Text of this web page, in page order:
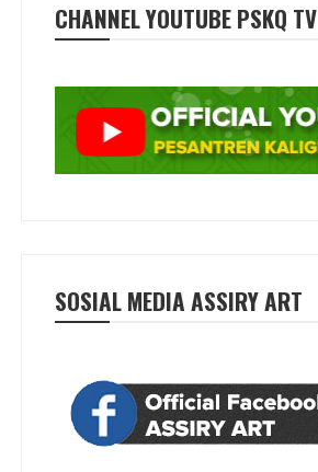
CHANNEL YOUTUBE PSKQ TV
SOSIAL MEDIA ASSIRY ART